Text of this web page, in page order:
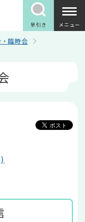
早引き メニュー
臨時会